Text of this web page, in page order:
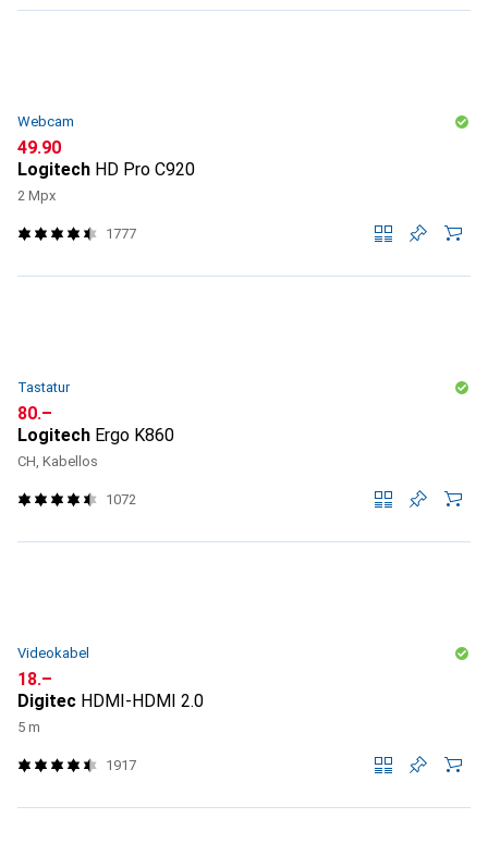
Webcam
CHF
49.90
Logitech HD Pro C920
2 Mpx
1777
Tastatur
CHF
80.–
Logitech Ergo K860
CH, Kabellos
1072
Videokabel
CHF
18.–
Digitec HDMI-HDMI 2.0
5 m
1917